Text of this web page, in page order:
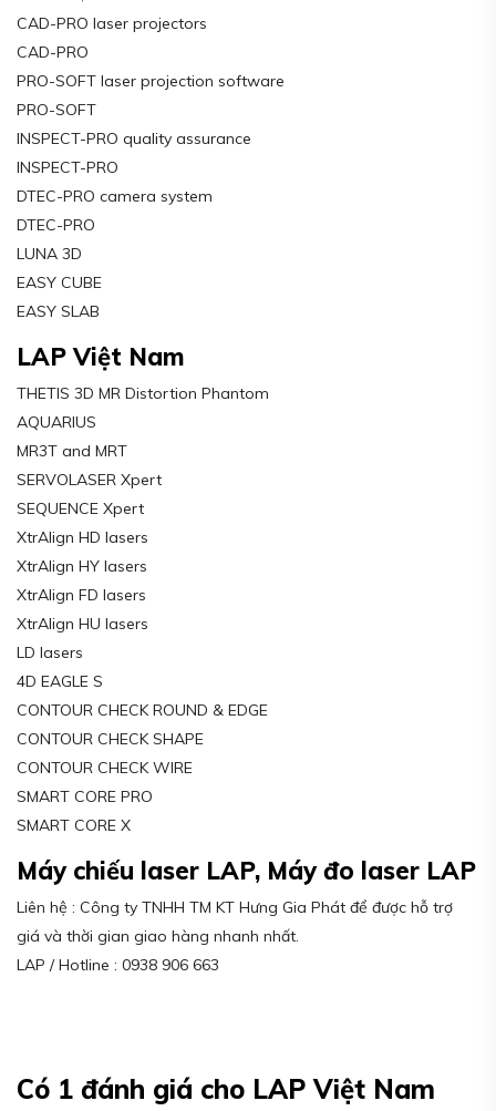
CAD-PRO laser projectors
CAD-PRO
PRO-SOFT laser projection software
PRO-SOFT
INSPECT-PRO quality assurance
INSPECT-PRO
DTEC-PRO camera system
DTEC-PRO
LUNA 3D
EASY CUBE
EASY SLAB
LAP Việt Nam
THETIS 3D MR Distortion Phantom
AQUARIUS
MR3T and MRT
SERVOLASER Xpert
SEQUENCE Xpert
XtrAlign HD lasers
XtrAlign HY lasers
XtrAlign FD lasers
XtrAlign HU lasers
LD lasers
4D EAGLE S
CONTOUR CHECK ROUND & EDGE
CONTOUR CHECK SHAPE
CONTOUR CHECK WIRE
SMART CORE PRO
SMART CORE X
Máy chiếu laser LAP, Máy đo laser LAP
Liên hệ : Công ty TNHH TM KT Hưng Gia Phát để được hỗ trợ
giá và thời gian giao hàng nhanh nhất.
LAP / Hotline : 0938 906 663
Có 1 đánh giá cho LAP Việt Nam